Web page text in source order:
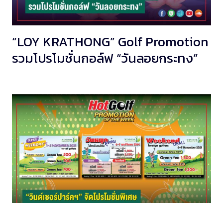
“LOY KRATHONG” Golf Promotion
รวมโปรโมชั่นกอล์ฟ “วันลอยกระทง”